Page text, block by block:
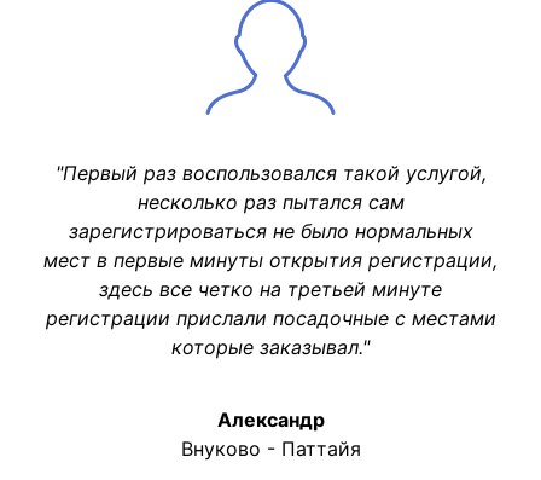
"Первый раз воспользовался такой услугой,
несколько раз пытался сам
зарегистрироваться не было нормальных
мест в первые минуты открытия регистрации,
здесь все четко на третьей минуте
регистрации прислали посадочные с местами
которые заказывал."
Александр
Внуково - Паттайя